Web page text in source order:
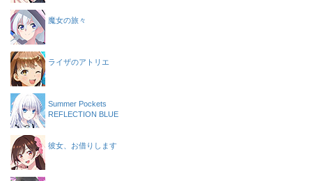
魔女の旅々
ライザのアトリエ
Summer Pockets
REFLECTION BLUE
彼女、お借りします